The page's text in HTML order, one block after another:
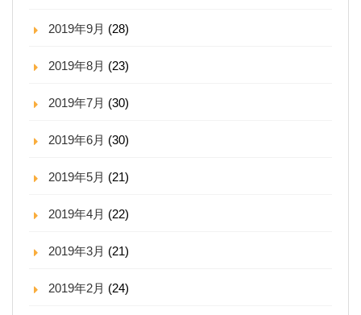
2019年9月 (28)
2019年8月 (23)
2019年7月 (30)
2019年6月 (30)
2019年5月 (21)
2019年4月 (22)
2019年3月 (21)
2019年2月 (24)